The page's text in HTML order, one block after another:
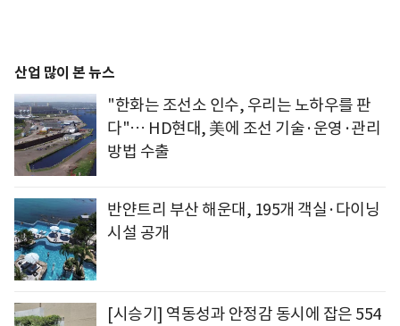
산업 많이 본 뉴스
"한화는 조선소 인수, 우리는 노하우를 판
다"… HD현대, 美에 조선 기술·운영·관리
방법 수출
반얀트리 부산 해운대, 195개 객실·다이닝
시설 공개
[시승기] 역동성과 안정감 동시에 잡은 554